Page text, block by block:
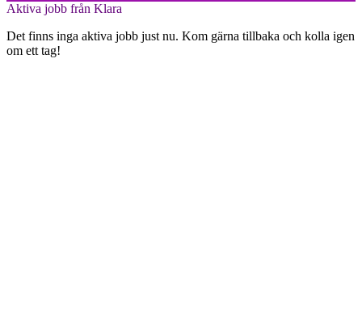
Aktiva jobb från Klara
Det finns inga aktiva jobb just nu. Kom gärna tillbaka och kolla igen
om ett tag!